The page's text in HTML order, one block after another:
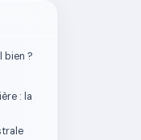
bien ?
: la